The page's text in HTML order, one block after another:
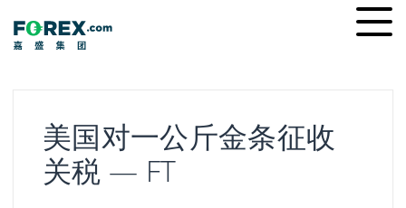
content
美国对一公斤金条征收
关税 — FT